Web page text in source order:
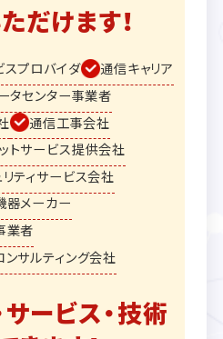
だけます！
スプロバイダ
通信キャリア
タセンター事業者
通信工事会社
トサービス提供会社
ティサービス会社
器メーカー
業者
ンサルティング会社
ービス・技術